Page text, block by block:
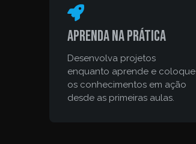
Aprenda na prática
Desenvolva projetos
enquanto aprende e coloque
os conhecimentos em ação
desde as primeiras aulas.